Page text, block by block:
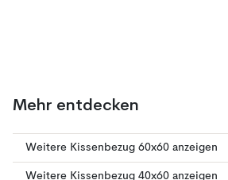
Mehr entdecken
Weitere Kissenbezug 60x60 anzeigen
Weitere Kissenbezug 40x60 anzeigen